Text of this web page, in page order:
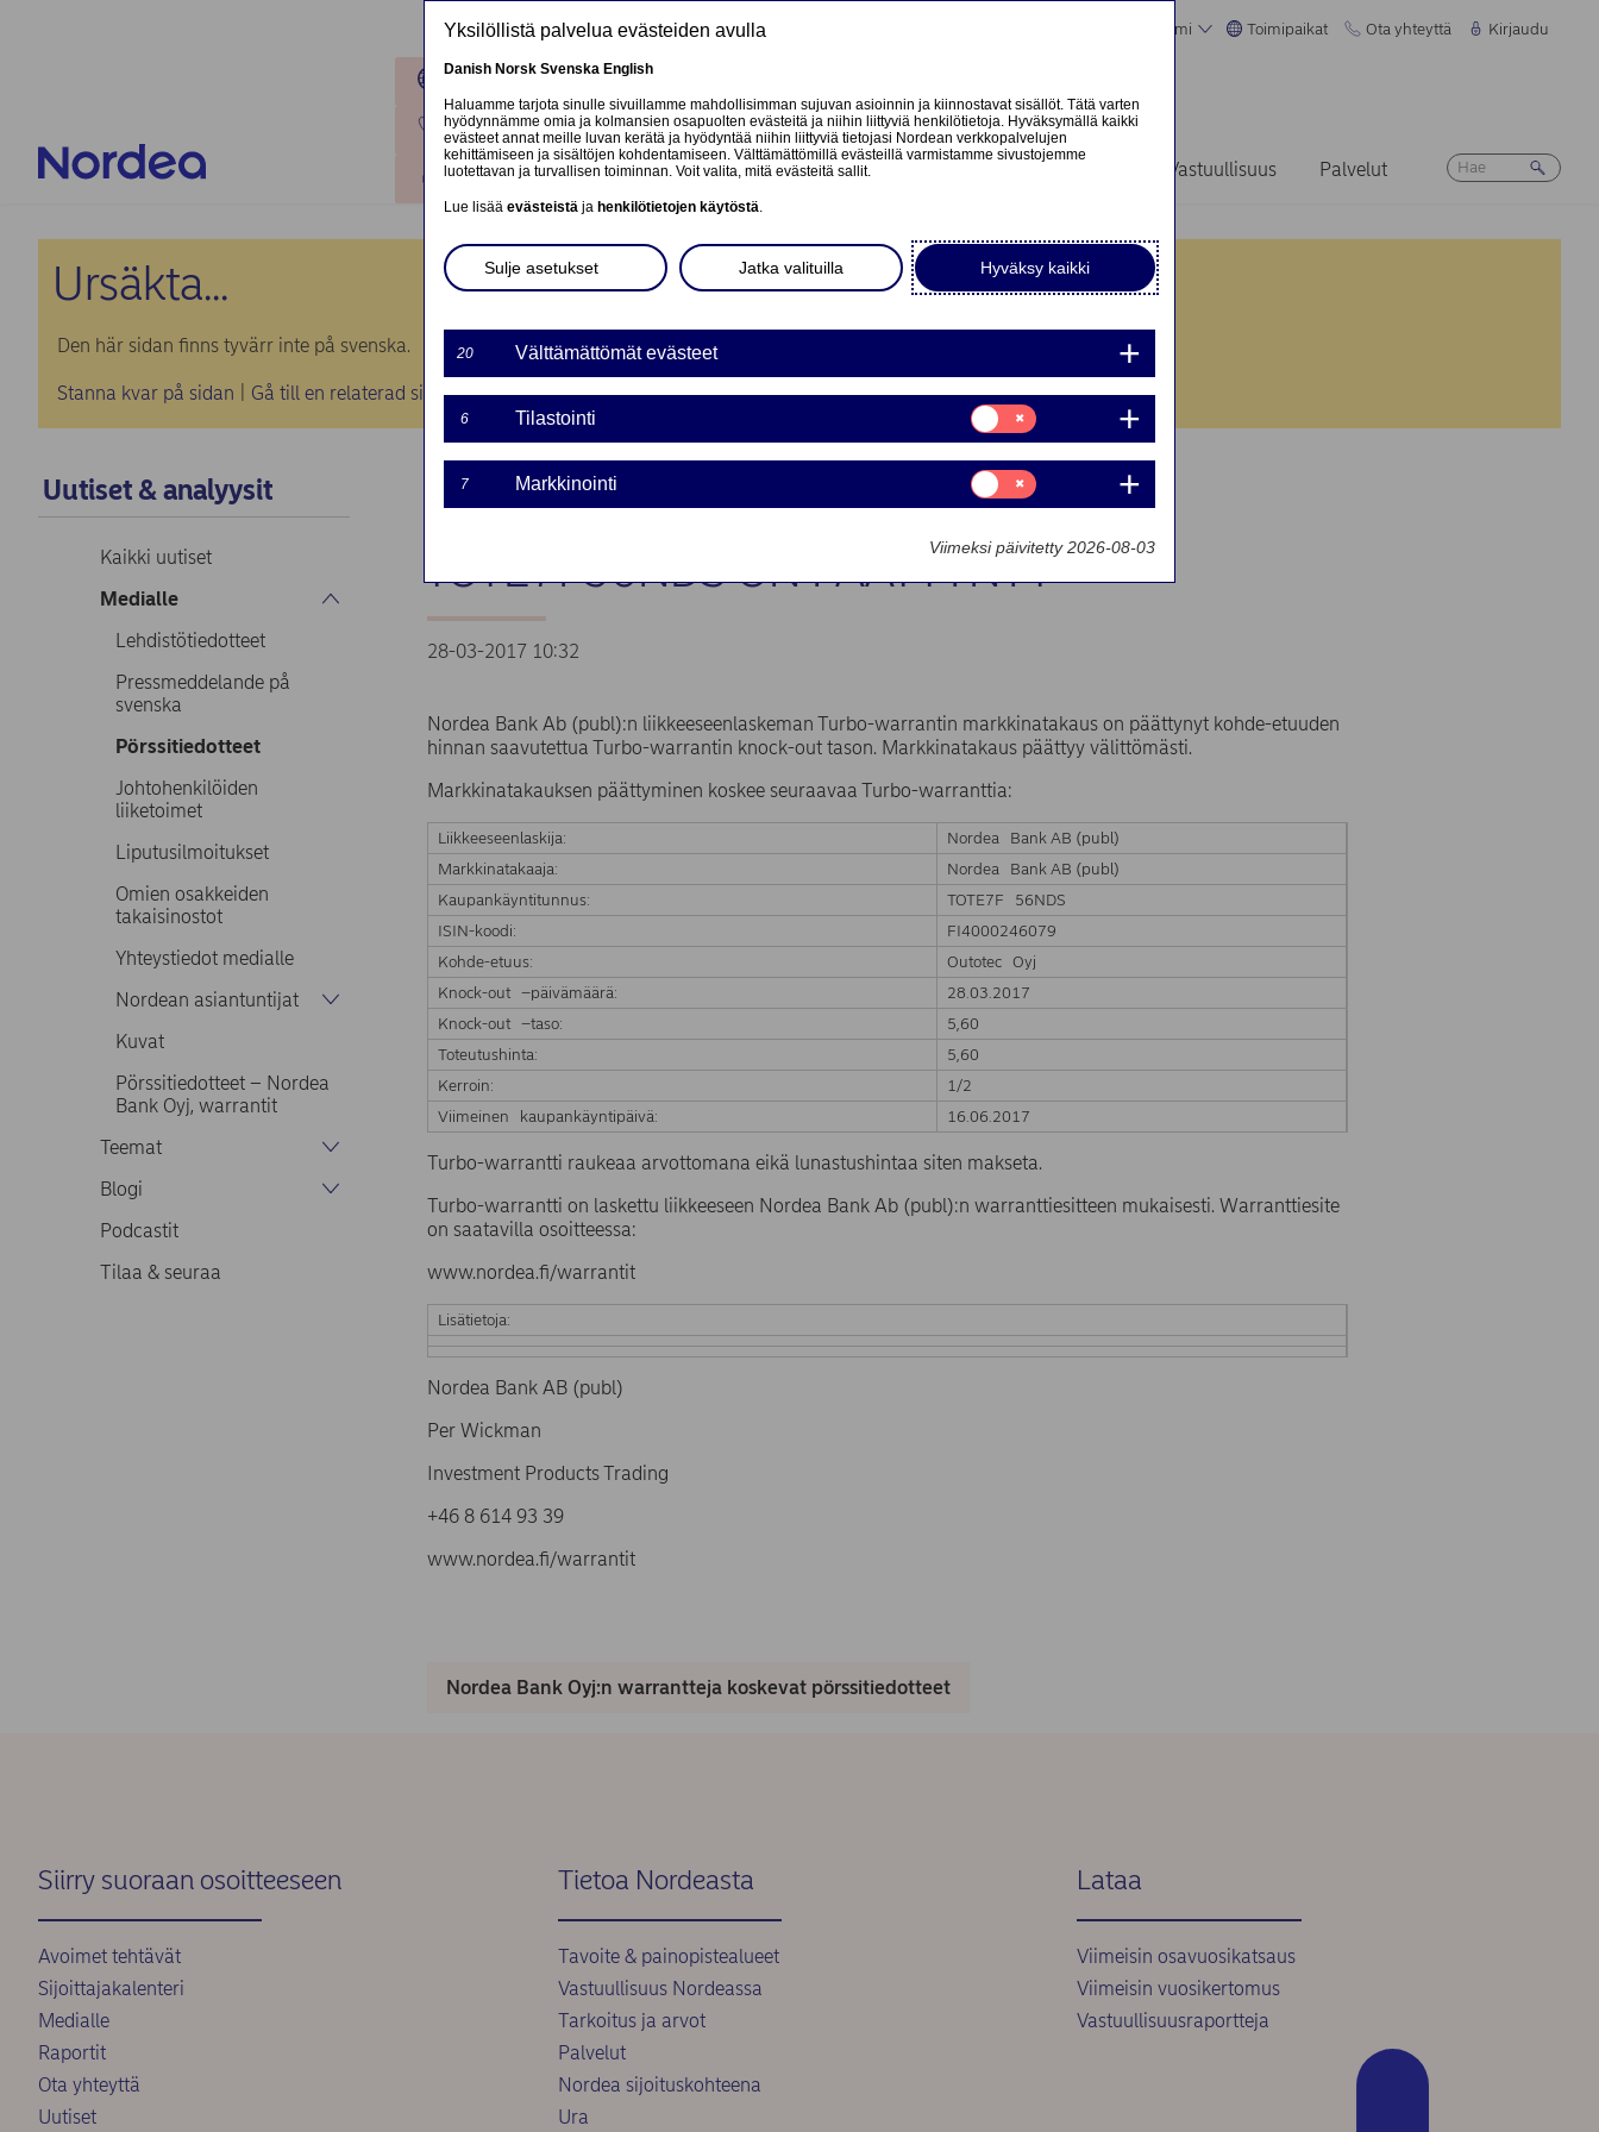
Suomi Toimipaikat Ota yhteyttä Kirjaudu
Ota yhteyttä
Kirjaudu
Tietoa meistä Sijoittajat Uutiset & analyysit Vastuullisuus Palvelut
Ursäkta...
Den här sidan finns tyvärr inte på svenska.
Stanna kvar på sidan Gå till en relaterad sida på svenska
Uutiset & analyysit
Kaikki uutiset
Medialle
Lehdistötiedotteet
Pressmeddelande på
svenska
Pörssitiedotteet
Johtohenkilöiden
liiketoimet
Liputusilmoitukset
Omien osakkeiden
takaisinostot
Yhteystiedot medialle
Nordean asiantuntijat
Kuvat
Pörssitiedotteet – Nordea
Bank Oyj, warrantit
Teemat
Blogi
Podcastit
Tilaa & seuraa
MARKKINATAKAUS WARRANTILLE
TOTE7F56NDS ON PÄÄTTYNYT
28-03-2017 10:32
Nordea Bank Ab (publ):n liikkeeseenlaskeman Turbo-warrantin markkinatakaus on päättynyt kohde-etuuden
hinnan saavutettua Turbo-warrantin knock-out tason. Markkinatakaus päättyy välittömästi.
Markkinatakauksen päättyminen koskee seuraavaa Turbo-warranttia:
Liikkeeseenlaskija:
Nordea Bank AB (publ)
Markkinatakaaja:
Nordea Bank AB (publ)
Kaupankäyntitunnus:
TOTE7F 56NDS
ISIN-koodi:
FI4000246079
Kohde-etuus:
Outotec Oyj
Knock-out –päivämäärä:
28.03.2017
Knock-out –taso:
5,60
Toteutushinta:
5,60
Kerroin:
1/2
Viimeinen kaupankäyntipäivä:
16.06.2017
Turbo-warrantti raukeaa arvottomana eikä lunastushintaa siten makseta.
Turbo-warrantti on laskettu liikkeeseen Nordea Bank Ab (publ):n warranttiesitteen mukaisesti. Warranttiesite
on saatavilla osoitteessa:
www.nordea.fi/warrantit
Lisätietoja:
Nordea Bank AB (publ)
Per Wickman
Investment Products Trading
+46 8 614 93 39
www.nordea.fi/warrantit
Nordea Bank Oyj:n warrantteja koskevat pörssitiedotteet
Siirry suoraan osoitteeseen
Avoimet tehtävät
Sijoittajakalenteri
Medialle
Raportit
Ota yhteyttä
Uutiset
Tietoa Nordeasta
Tavoite & painopistealueet
Vastuullisuus Nordeassa
Tarkoitus ja arvot
Palvelut
Nordea sijoituskohteena
Ura
Lataa
Viimeisin osavuosikatsaus
Viimeisin vuosikertomus
Vastuullisuusraportteja
Yksilöllistä palvelua evästeiden avulla
Danish Norsk Svenska English
Haluamme tarjota sinulle sivuillamme mahdollisimman sujuvan asioinnin ja kiinnostavat sisällöt. Tätä varten
hyödynnämme omia ja kolmansien osapuolten evästeitä ja niihin liittyviä henkilötietoja. Hyväksymällä kaikki
evästeet annat meille luvan kerätä ja hyödyntää niihin liittyviä tietojasi Nordean verkkopalvelujen
kehittämiseen ja sisältöjen kohdentamiseen. Välttämättömillä evästeillä varmistamme sivustojemme
luotettavan ja turvallisen toiminnan. Voit valita, mitä evästeitä sallit.
Lue lisää evästeistä ja henkilötietojen käytöstä.
Hyväksy kaikki
Jatka valituilla
Sulje asetukset
20 Välttämättömät evästeet
6 Tilastointi
Suostumusvalinta:
Tilastointi
7 Markkinointi
Suostumusvalinta:
Markkinointi
Viimeksi päivitetty 2026-08-03